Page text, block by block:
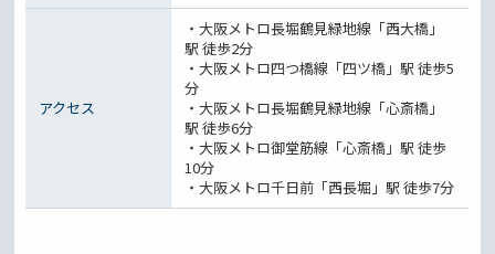
アクセス
・大阪メトロ長堀鶴見緑地線「西大橋」
駅 徒歩2分
・大阪メトロ四つ橋線「四ツ橋」駅 徒歩5
分
・大阪メトロ長堀鶴見緑地線「心斎橋」
駅 徒歩6分
・大阪メトロ御堂筋線「心斎橋」駅 徒歩
10分
・大阪メトロ千日前「西長堀」駅 徒歩7分